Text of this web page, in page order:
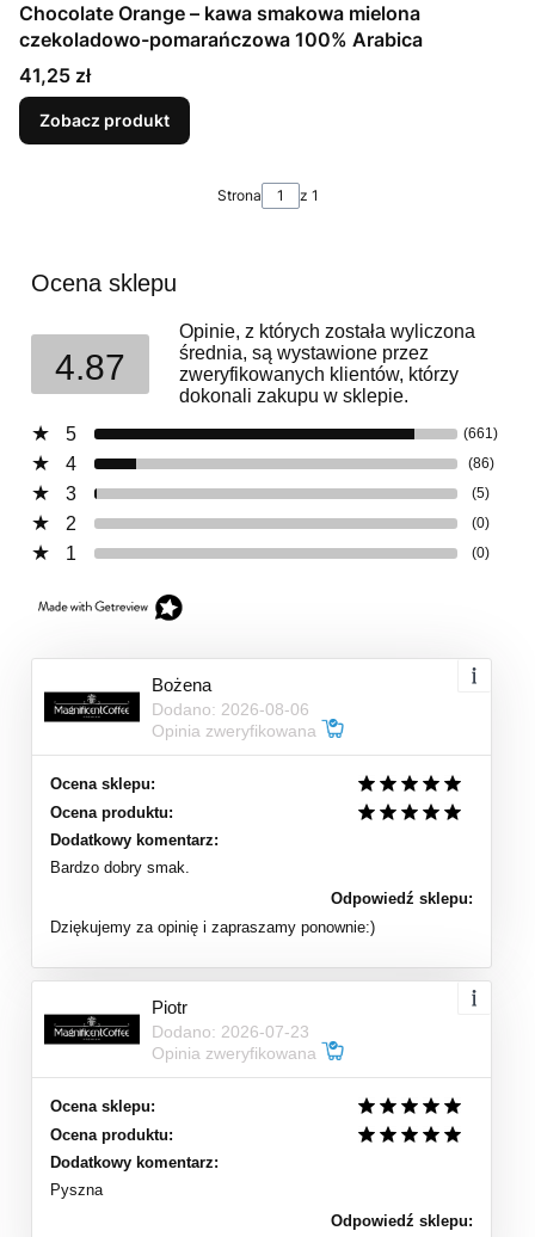
Chocolate Orange – kawa smakowa mielona
czekoladowo-pomarańczowa 100% Arabica
Cena
41,25 zł
Zobacz produkt
Strona z 1
Ocena sklepu
4.87
Opinie, z których została wyliczona
średnia, są wystawione przez
zweryfikowanych klientów, którzy
dokonali zakupu w sklepie.
5
(661)
4 (86)
3 (5)
2 (0)
1 (0)
Bożena
Dodano: 2026-08-06
Opinia zweryfikowana
Ocena sklepu:
Ocena produktu:
Dodatkowy komentarz:
Bardzo dobry smak.
Odpowiedź sklepu:
Dziękujemy za opinię i zapraszamy ponownie:)
Piotr
Dodano: 2026-07-23
Opinia zweryfikowana
Ocena sklepu:
Ocena produktu:
Dodatkowy komentarz:
Pyszna
Odpowiedź sklepu: